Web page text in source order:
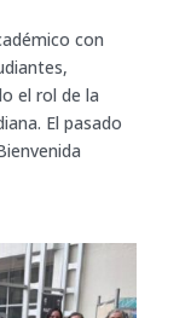
con
el rol de la
El pasado